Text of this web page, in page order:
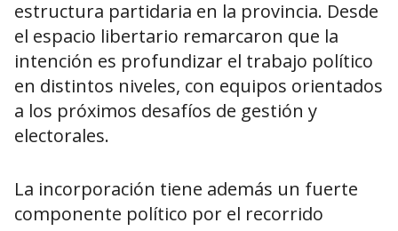
estructura partidaria en la provincia. Desde
el espacio libertario remarcaron que la
intención es profundizar el trabajo político
en distintos niveles, con equipos orientados
a los próximos desafíos de gestión y
electorales.
La incorporación tiene además un fuerte
componente político por el recorrido